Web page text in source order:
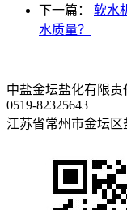
下一篇： 软水
水质量？
中盐金坛盐化有限责
0519-82325643
江苏省常州市金坛区